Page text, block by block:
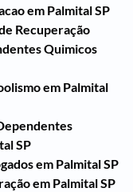
em Palmital SP
Recuperação
Quimicos
em Palmital
SP
em Palmital SP
em Palmital SP